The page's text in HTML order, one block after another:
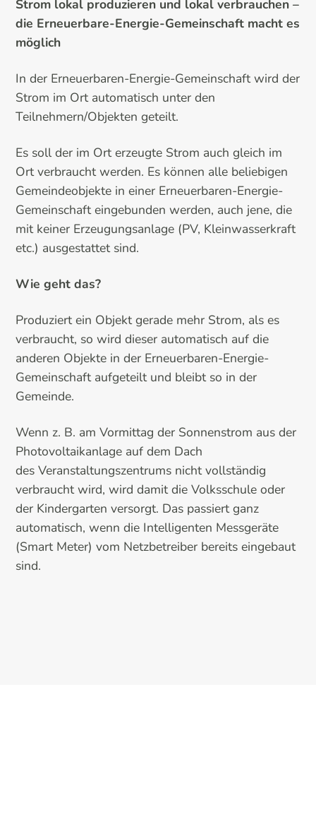
Strom lokal produzieren und lokal verbrauchen –
die Erneuerbare-Energie-Gemeinschaft macht es
möglich
In der Erneuerbaren-Energie-Gemeinschaft wird der
Strom im Ort automatisch unter den
Teilnehmern/Objekten geteilt.
Es soll der im Ort erzeugte Strom auch gleich im
Ort verbraucht werden. Es können alle beliebigen
Gemeindeobjekte in einer Erneuerbaren-Energie-
Gemeinschaft eingebunden werden, auch jene, die
mit keiner Erzeugungsanlage (PV, Kleinwasserkraft
etc.) ausgestattet sind.
Wie geht das?
Produziert ein Objekt gerade mehr Strom, als es
verbraucht, so wird dieser automatisch auf die
anderen Objekte in der Erneuerbaren-Energie-
Gemeinschaft aufgeteilt und bleibt so in der
Gemeinde.
Wenn z. B. am Vormittag der Sonnenstrom aus der
Photovoltaikanlage auf dem Dach
des Veranstaltungszentrums nicht vollständig
verbraucht wird, wird damit die Volksschule oder
der Kindergarten versorgt. Das passiert ganz
automatisch, wenn die Intelligenten Messgeräte
(Smart Meter) vom Netzbetreiber bereits eingebaut
sind.